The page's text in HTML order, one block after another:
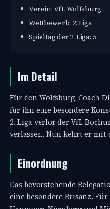
Verein: VfL Wolfsburg
Wettbewerb: 2. Liga
Spieltag der 2. Liga: 5
Im Detail
Für den Wolfsburg-Coach
für ihn eine besondere
2. Liga verlor der VfL
verlassen. Nun kehrt er mit
Einordnung
Das bevorstehende
eine besondere Brisanz.